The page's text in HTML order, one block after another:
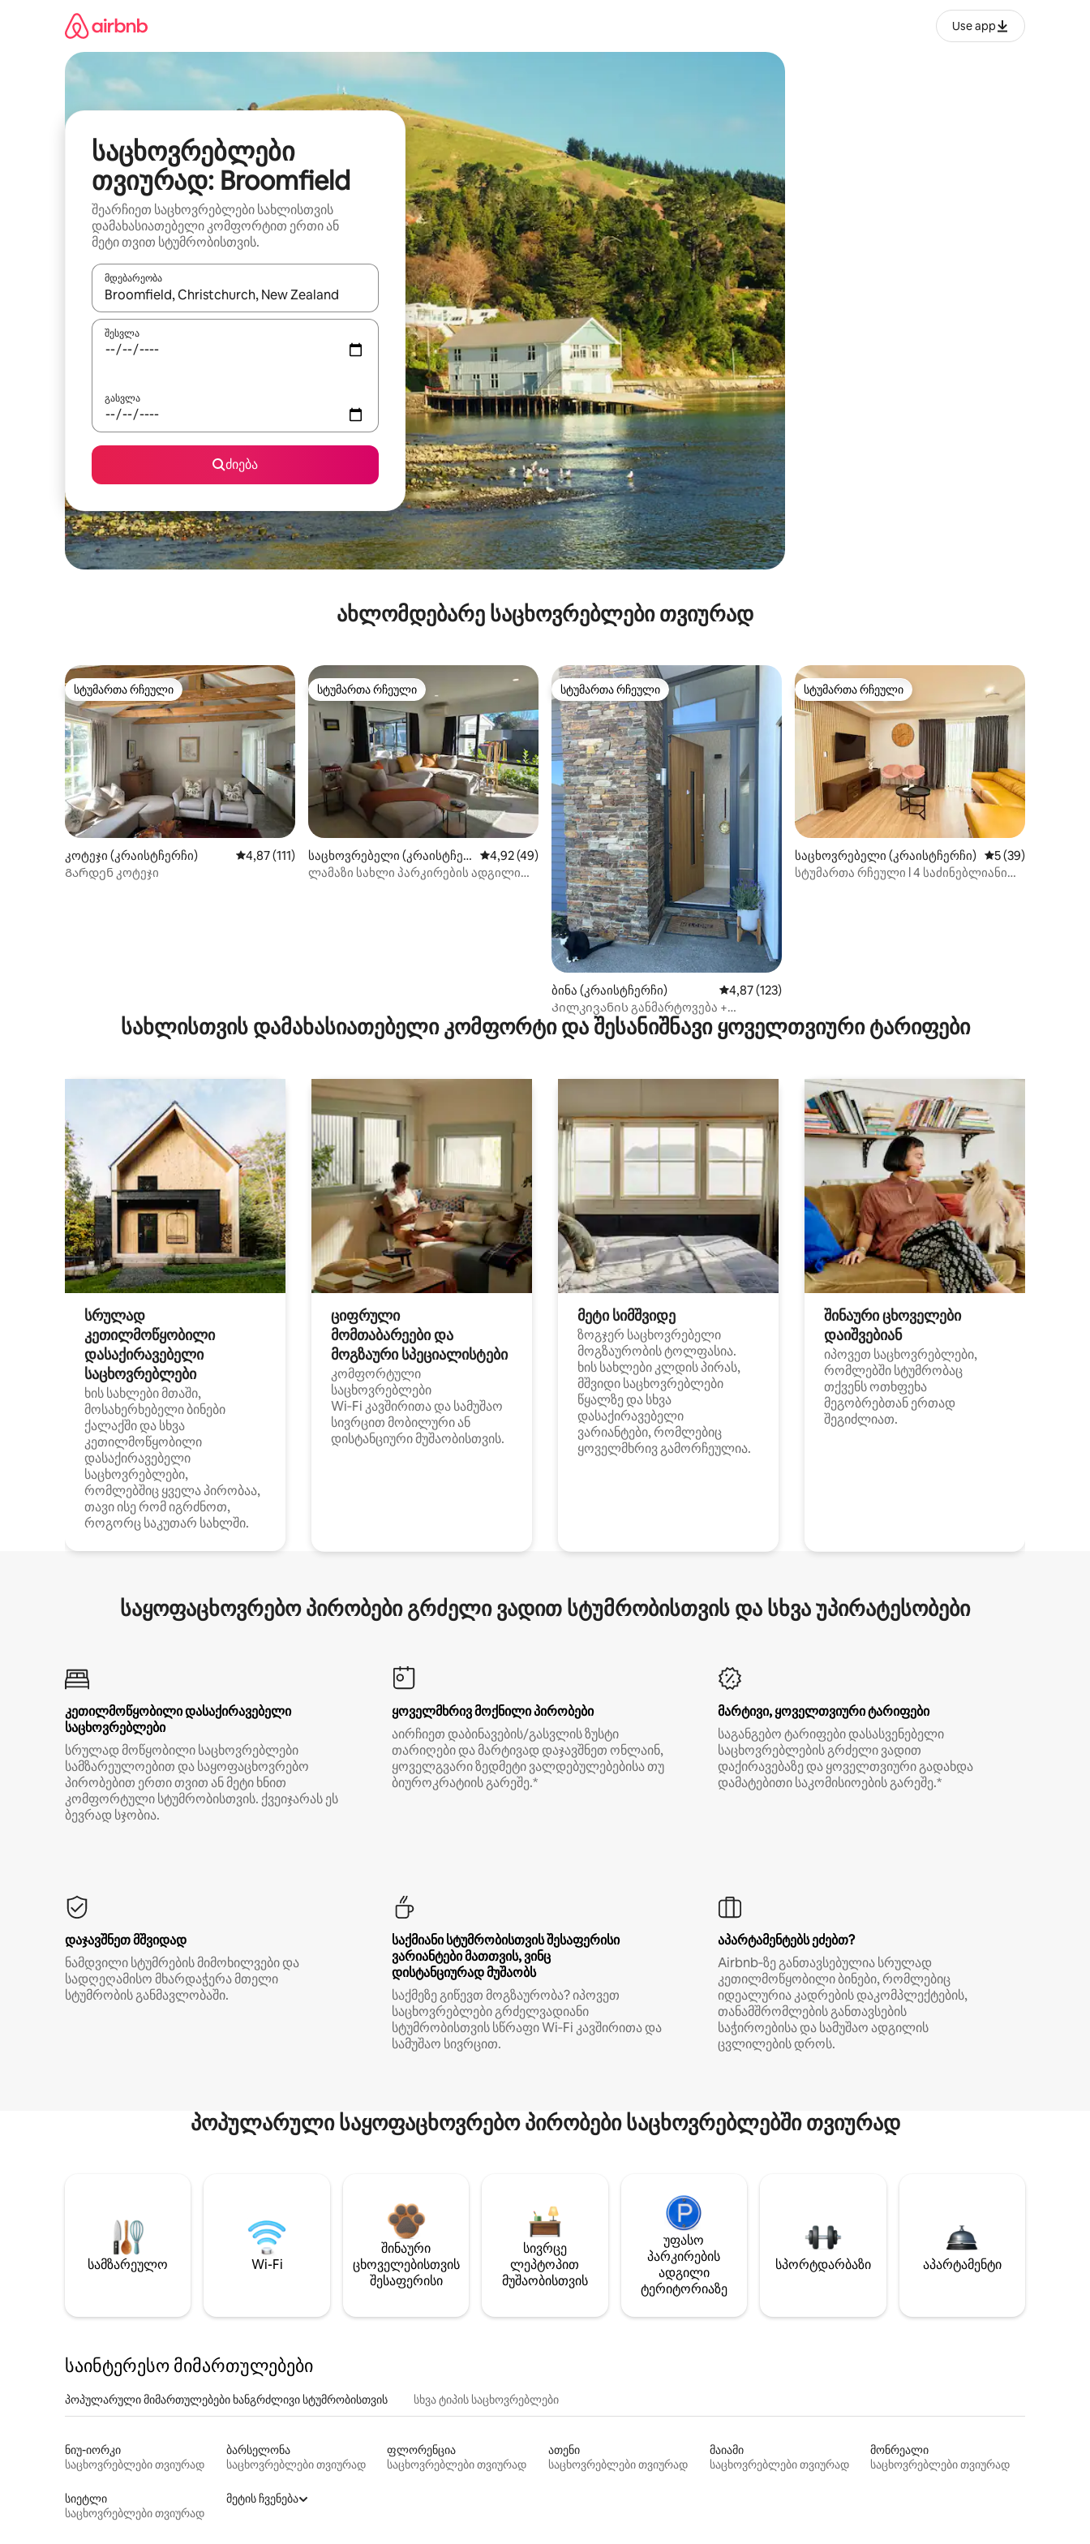
Use app
საცხოვრებლები
თვიურად: Broomfield
შეარჩიეთ საცხოვრებლები სახლისთვის
დამახასიათებელი კომფორტით ერთი ან
მეტი თვით სტუმრობისთვის.
მდებარეობა
როცა შედეგები ხელმისაწვდომი გახდება, ნავიგაციისთვის გამოიყენეთ კლავიშები ზემოთ/ქვემოთ მიმართული ისრებით ან შეხებისა თუ თითის გასმის ჟესტები.
შესვლა
გასვლა
ძიება
ახლომდებარე საცხოვრებლები თვიურად
სტუმართა რჩეული
სტუმართა რჩეული
კოტეჯი (კრაისტჩერჩი) საშუალო შეფასებაა 5‑დან 4,87, 111 მიმოხილვა
4,87 (111)
Გარდენ კოტეჯი
სტუმართა რჩეული
სტუმართა რჩეული
საცხოვრებელი (კრაისტჩერ
ჩი)
საშუალო შეფასებაა 5‑დან 4,92, 49 მიმოხილვა
4,92 (49)
ლამაზი სახლი პარკირების ადგილით |
სტუმართა რჩეული
სტუმართა რჩეული
ბინა (კრაისტჩერჩი) საშუალო შეფასებაა 5‑დან 4,87, 123 მიმოხილვა
4,87 (123)
Კილკივანის განმარტოვება +
აეროპორტთან
სტუმართა რჩეული
სტუმართა რჩეული
საცხოვრებელი (კრაისტჩერჩი) საშუალო
5 (39)
სტუმართა რჩეული l 4 საძინებლიანი
სახლისთვის დამახასიათებელი კომფორტი და შესანიშნავი ყოველთვიური ტარიფები
სრულად
კეთილმოწყობილი
დასაქირავებელი
საცხოვრებლები
ხის სახლები მთაში,
მოსახერხებელი ბინები
ქალაქში და სხვა
კეთილმოწყობილი
დასაქირავებელი
საცხოვრებლები,
რომლებშიც ყველა პირობაა,
თავი ისე რომ იგრძნოთ,
როგორც საკუთარ სახლში.
ციფრული
მომთაბარეები და
მოგზაური სპეციალისტები
კომფორტული
საცხოვრებლები
Wi‑Fi კავშირითა და სამუშაო
სივრცით მობილური ან
დისტანციური მუშაობისთვის.
მეტი სიმშვიდე
ზოგჯერ საცხოვრებელი
მოგზაურობის ტოლფასია.
ხის სახლები კლდის პირას,
მშვიდი საცხოვრებლები
წყალზე და სხვა
დასაქირავებელი
ვარიანტები, რომლებიც
ყოველმხრივ გამორჩეულია.
შინაური ცხოველები
დაიშვებიან
იპოვეთ საცხოვრებლები,
რომლებში სტუმრობაც
თქვენს ოთხფეხა
მეგობრებთან ერთად
შეგიძლიათ.
საყოფაცხოვრებო პირობები გრძელი ვადით სტუმრობისთვის და სხვა უპირატესობები
კეთილმოწყობილი დასაქირავებელი
საცხოვრებლები
სრულად მოწყობილი საცხოვრებლები
სამზარეულოებით და საყოფაცხოვრებო
პირობებით ერთი თვით ან მეტი ხნით
კომფორტული სტუმრობისთვის. ქვეიჯარას ეს
ბევრად სჯობია.
ყოველმხრივ მოქნილი პირობები
აირჩიეთ დაბინავების/გასვლის ზუსტი
თარიღები და მარტივად დაჯავშნეთ ონლაინ,
ყოველგვარი ზედმეტი ვალდებულებებისა თუ
ბიუროკრატიის გარეშე.*
მარტივი, ყოველთვიური ტარიფები
საგანგებო ტარიფები დასასვენებელი
საცხოვრებლების გრძელი ვადით
დაქირავებაზე და ყოველთვიური გადახდა
დამატებითი საკომისიოების გარეშე.*
დაჯავშნეთ მშვიდად
ნამდვილი სტუმრების მიმოხილვები და
სადღეღამისო მხარდაჭერა მთელი
სტუმრობის განმავლობაში.
საქმიანი სტუმრობისთვის შესაფერისი
ვარიანტები მათთვის, ვინც
დისტანციურად მუშაობს
საქმეზე გიწევთ მოგზაურობა? იპოვეთ
საცხოვრებლები გრძელვადიანი
სტუმრობისთვის სწრაფი Wi‑Fi კავშირითა და
სამუშაო სივრცით.
აპარტამენტებს ეძებთ?
Airbnb‑ზე განთავსებულია სრულად
კეთილმოწყობილი ბინები, რომლებიც
იდეალურია კადრების დაკომპლექტების,
თანამშრომლების განთავსების
საჭიროებისა და სამუშაო ადგილის
ცვლილების დროს.
პოპულარული საყოფაცხოვრებო პირობები საცხოვრებლებში თვიურად
სამზარეულო Wi-Fi
შინაური
ცხოველებისთვის
შესაფერისი
სივრცე
ლეპტოპით
მუშაობისთვის
უფასო
პარკირების
ადგილი
ტერიტორიაზე
სპორტდარბაზი აპარტამენტი
საინტერესო მიმართულებები
პოპულარული მიმართულებები ხანგრძლივი სტუმრობისთვის სხვა ტიპის საცხოვრებლები
ნიუ-იორკი
საცხოვრებლები თვიურად
ბარსელონა
საცხოვრებლები თვიურად
ფლორენცია
საცხოვრებლები თვიურად
ათენი
საცხოვრებლები თვიურად
მაიამი
საცხოვრებლები თვიურად
მონრეალი
საცხოვრებლები თვიურად
სიეტლი
საცხოვრებლები თვიურად
მეტის ჩვენება